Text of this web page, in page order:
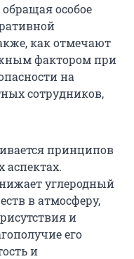
особое
как отмечают
фактором при
на
сотрудников,
принципов
аспектах.
углеродный
в атмосферу,
и
его
и